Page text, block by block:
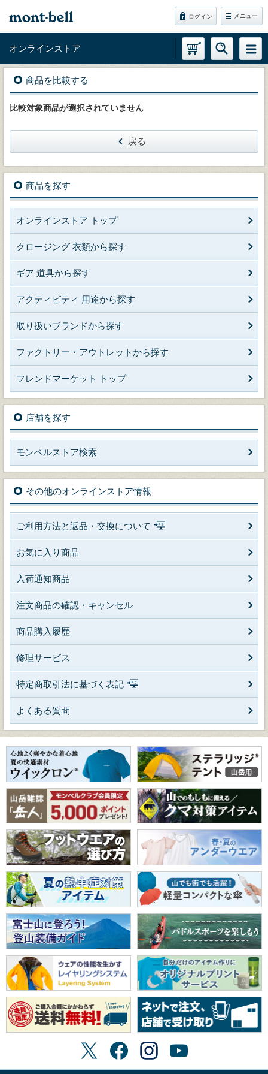
ログイン メニュー
オンラインストア
商品を比較する
比較対象商品が選択されていません
戻る
商品を探す
オンラインストア トップ
クロージング 衣類から探す
ギア 道具から探す
アクティビティ 用途から探す
取り扱いブランドから探す
ファクトリー・アウトレットから探す
フレンドマーケット トップ
店舗を探す
モンベルストア検索
その他のオンラインストア情報
ご利用方法と返品・交換について
お気に入り商品
入荷通知商品
注文商品の確認・キャンセル
商品購入履歴
修理サービス
特定商取引法に基づく表記
よくある質問